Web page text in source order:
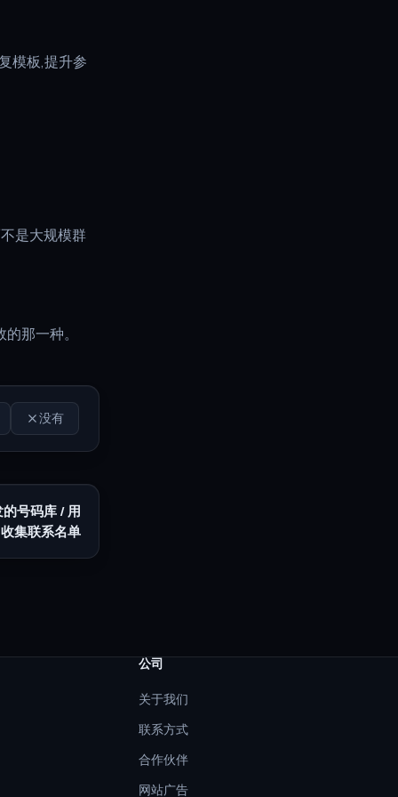
模板,提升参
是大规模群
那一种。
没有
号码库 / 用
集联系名单
公司
关于我们
联系方式
合作伙伴
网站广告